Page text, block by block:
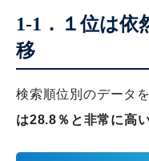
1-1．１位は依
移
検索順位別のデータ
は28.8％と非常に高